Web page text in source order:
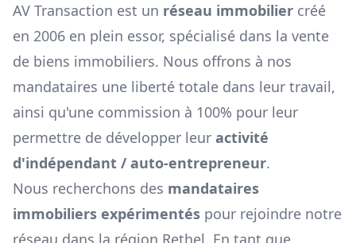
AV Transaction est un réseau immobilier créé
en 2006 en plein essor, spécialisé dans la vente
de biens immobiliers. Nous offrons à nos
mandataires une liberté totale dans leur travail,
ainsi qu'une commission à 100% pour leur
permettre de développer leur activité
d'indépendant / auto-entrepreneur.
Nous recherchons des mandataires
immobiliers expérimentés pour rejoindre notre